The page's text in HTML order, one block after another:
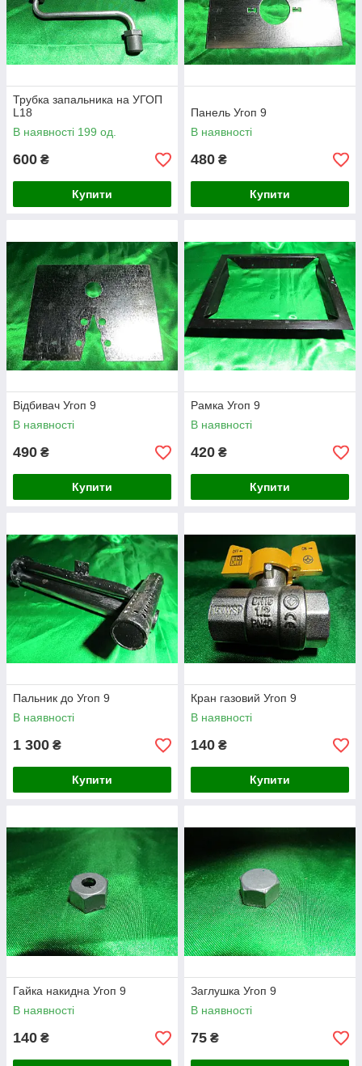
Трубка запальника на УГОП
L18
В наявності 199 од.
600 ₴
Купити
Панель Угоп 9
В наявності
480 ₴
Купити
Відбивач Угоп 9
В наявності
490 ₴
Купити
Рамка Угоп 9
В наявності
420 ₴
Купити
Пальник до Угоп 9
В наявності
1 300 ₴
Купити
Кран газовий Угоп 9
В наявності
140 ₴
Купити
Гайка накидна Угоп 9
В наявності
140 ₴
Заглушка Угоп 9
В наявності
75 ₴